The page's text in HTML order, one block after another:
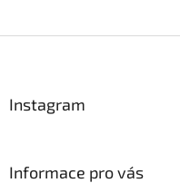
Instagram
Informace pro vás